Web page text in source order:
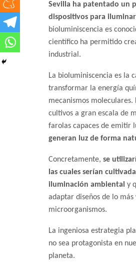
Sevilla ha patentado un
dispositivos para
bioluminiscencia es
científico ha permitido
industrial.
La bioluminiscencia es la
transformar la energía
mecanismos
cultivos a gran escala de
farolas capaces de emitir
generan luz de forma
Concretamente, se
las cuales serían
iluminación ambiental y
adaptar diseños de lo
microorganismos.
La ingeniosa estrategia
no sea protagonista en
planeta.